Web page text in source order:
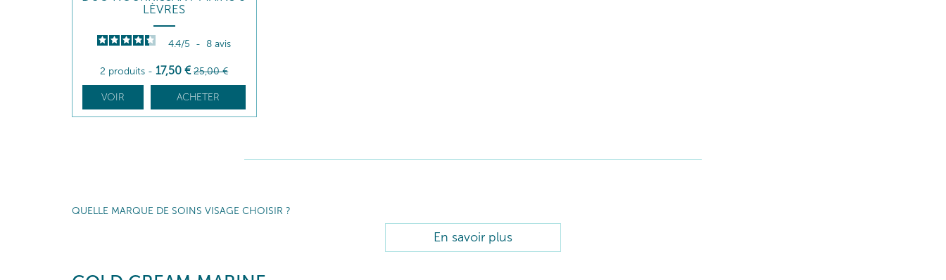
LÈVRES
4.4/5 - 8avis
2 produits -17,50 € 25,00 €
VOIR ACHETER
QUELLE MARQUE DE SOINS VISAGE CHOISIR ?
Éclat, hydratation, nutrition, pureté, anti-rides, fermeté, anti âge global : découvrez notre sélection de produits cosmétiques innovants issus de notre expertise marine pour
En savoir plus